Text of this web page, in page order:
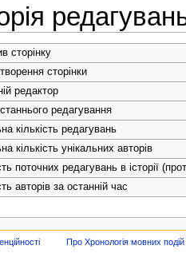
сторінку
сторінки
редактор
редагування
кількість редагувань
кількість унікальних авторів
поточних редагувань в історії
авторів за останній час
Про Хронологія мовних подій